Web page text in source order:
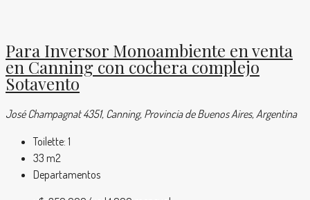
Para Inversor Monoambiente en venta
en Canning con cochera complejo
Sotavento
José Champagnat 4351, Canning, Provincia de Buenos Aires, Argentina
Toilette: 1
33 m2
Departamentos